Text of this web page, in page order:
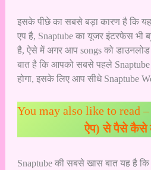
इसके पीछे का सबसे बड़ा कारण है कि
एप है, Snaptube का यूजर इंटरफेस भी
है, ऐसे में अगर आप songs को डाउनलोड
बात है कि आपको सबसे पहले
होगा, इसके लिए आप सीधे Snaptube
You may also like to read
ऐप) से पैसे कैसे
Snaptube की सबसे खास बात यह है कि